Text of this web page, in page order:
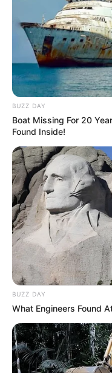
BUZZ DAY
Boat Missing For 20
Found Inside!
BUZZ DAY
What Engineers Found